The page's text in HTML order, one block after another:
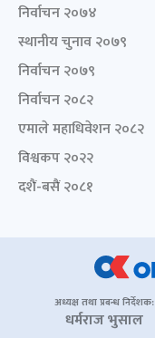
निर्वाचन २०७४
स्थानीय चुनाव २०७९
निर्वाचन २०७९
निर्वाचन २०८२
एमाले महाधिवेशन २०८२
विश्वकप २०२२
दशैं-बसैं २०८१
अध्यक्ष तथा प्रबन्ध निर्देशक:
धर्मराज भुसाल